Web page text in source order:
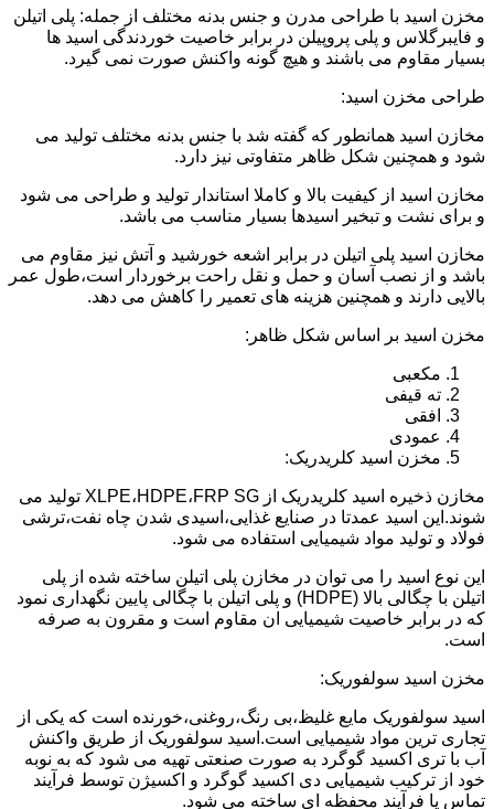
مخزن اسید با طراحی مدرن و جنس بدنه مختلف از جمله: پلی اتیلن
و فایبرگلاس و پلی پروپیلن در برابر خاصیت خوردندگی اسید ها
بسیار مقاوم می باشند و هیچ گونه واکنش صورت نمی گیرد.
طراحی مخزن اسید:
مخازن اسید همانطور که گفته شد با جنس بدنه مختلف تولید می
شود و همچنین شکل ظاهر متفاوتی نیز دارد.
مخازن اسید از کیفیت بالا و کاملا استاندار تولید و طراحی می شود
و برای نشت و تبخیر اسیدها بسیار مناسب می باشد.
مخازن اسید پلی اتیلن در برابر اشعه خورشید و آتش نیز مقاوم می
باشد و از نصب آسان و حمل و نقل راحت برخوردار است،طول عمر
بالایی دارند و همچنین هزینه های تعمیر را کاهش می دهد.
مخزن اسید بر اساس شکل ظاهر:
مکعبی
ته قیفی
افقی
عمودی
مخزن اسید کلریدریک:
مخازن ذخیره اسید کلریدریک از XLPE،HDPE،FRP SG تولید می
شوند.این اسید عمدتا در صنایع غذایی،اسیدی شدن چاه نفت،ترشی
فولاد و تولید مواد شیمیایی استفاده می شود.
این نوع اسید را می توان در مخازن پلی اتیلن ساخته شده از پلی
اتیلن با چگالی بالا (HDPE) و پلی اتیلن با چگالی پایین نگهداری نمود
که در برابر خاصیت شیمیایی ان مقاوم است و مقرون به صرفه
است.
مخزن اسید سولفوریک:
اسید سولفوریک مایع غلیظ،بی رنگ،روغنی،خورنده است که یکی از
تجاری ترین مواد شیمیایی است.اسید سولفوریک از طریق واکنش
آب با تری اکسید گوگرد به صورت صنعتی تهیه می شود که به نوبه
خود از ترکیب شیمیایی دی اکسید گوگرد و اکسیژن توسط فرآیند
تماس یا فرآیند محفظه ای ساخته می شود.